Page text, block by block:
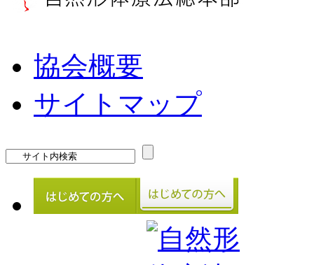
協会概要
サイトマップ